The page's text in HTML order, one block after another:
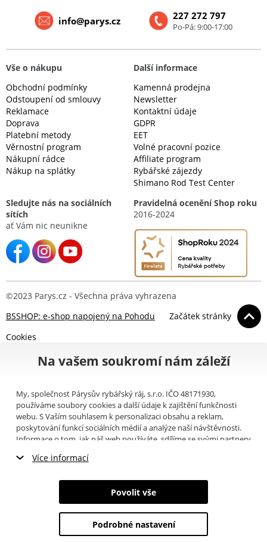
227 272 797
Po-Pá: 9:00-17:00
info@parys.cz
Vše o nákupu
Obchodní podmínky
Odstoupení od smlouvy
Reklamace
Doprava
Platební metody
Věrnostní program
Nákupní rádce
Nákup na splátky
Další informace
Kamenná prodejna
Newsletter
Kontaktní údaje
GDPR
EET
Volné pracovní pozice
Affiliate program
Rybářské zájezdy
Shimano Rod Test Center
Sledujte nás na sociálních
sítích
ať Vám nic neunikne
Pravidelná ocenění Shop roku
2016-2024
©2023 Parys.cz - Všechna práva vyhrazena
BSSHOP: e-shop napojený na Pohodu
Začátek stránky
Cookies
Na vašem soukromí nám záleží
My, společnost Párysův rybářský ráj, s.r.o. IČO 48171930,
používáme soubory cookies a další údaje k zajištění funkčnosti
webu. S Vaším souhlasem k personalizaci obsahu a reklam,
poskytování funkcí sociálních médií a analýze naší návštěvnosti.
Informace o tom, jak náš web používáte, sdílíme se svými partnery
můžete přečíst, jak tyto informace Google používá. Partneři tyto
poskytli nebo které získali v důsledku toho, že používáte jejich
služby. Tyto údaje zahrnují cookies, data z dalších úložišť, IP
adresu a další informace spojené s prohlížením webu. Svůj souhlas
Více informací
Nezbytné cookies
Marketingové cookies
Analytické cookies
Povolit vše
Podrobné nastavení